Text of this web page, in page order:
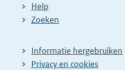
Help
Zoeken
Informatie hergebruiken
Privacy en cookies